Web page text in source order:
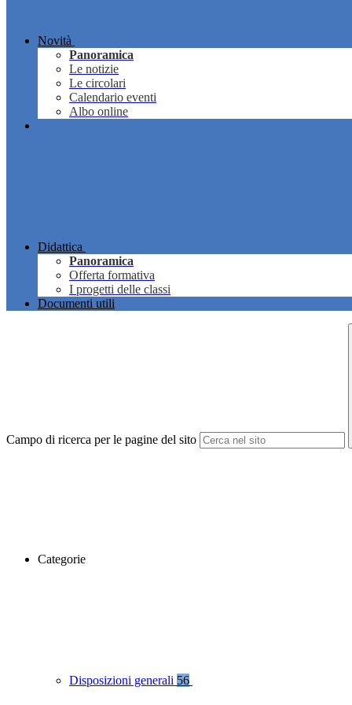
Novità
Panoramica
Le notizie
Le circolari
Calendario eventi
Albo online
Didattica
Panoramica
Offerta formativa
I progetti delle classi
Documenti utili
Campo di ricerca per le pagine del sito
Categorie
Disposizioni generali 56